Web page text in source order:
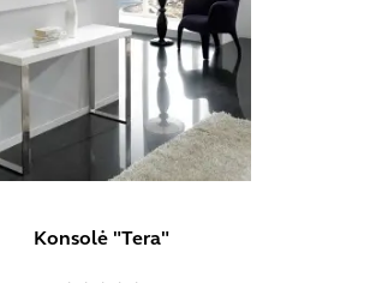
Konsolė "Tera"